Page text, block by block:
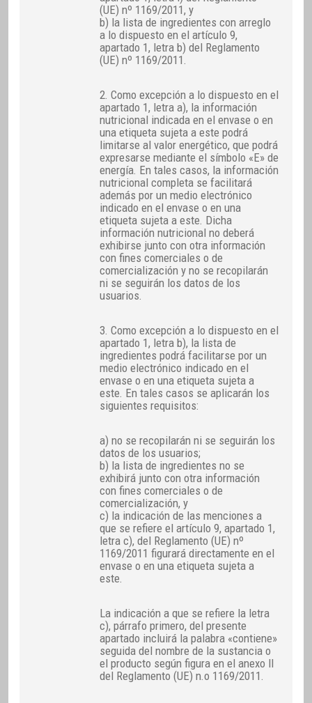
(UE) nº 1169/2011, y
b) la lista de ingredientes con arreglo
a lo dispuesto en el artículo 9,
apartado 1, letra b) del Reglamento
(UE) nº 1169/2011.
2. Como excepción a lo dispuesto en el
apartado 1, letra a), la información
nutricional indicada en el envase o en
una etiqueta sujeta a este podrá
limitarse al valor energético, que podrá
expresarse mediante el símbolo «E» de
energía. En tales casos, la información
nutricional completa se facilitará
además por un medio electrónico
indicado en el envase o en una
etiqueta sujeta a este. Dicha
información nutricional no deberá
exhibirse junto con otra información
con fines comerciales o de
comercialización y no se recopilarán
ni se seguirán los datos de los
usuarios.
3. Como excepción a lo dispuesto en el
apartado 1, letra b), la lista de
ingredientes podrá facilitarse por un
medio electrónico indicado en el
envase o en una etiqueta sujeta a
este. En tales casos se aplicarán los
siguientes requisitos:
a) no se recopilarán ni se seguirán los
datos de los usuarios;
b) la lista de ingredientes no se
exhibirá junto con otra información
con fines comerciales o de
comercialización, y
c) la indicación de las menciones a
que se refiere el artículo 9, apartado 1,
letra c), del Reglamento (UE) nº
1169/2011 figurará directamente en el
envase o en una etiqueta sujeta a
este.
La indicación a que se refiere la letra
c), párrafo primero, del presente
apartado incluirá la palabra «contiene»
seguida del nombre de la sustancia o
el producto según figura en el anexo II
del Reglamento (UE) n.o 1169/2011.